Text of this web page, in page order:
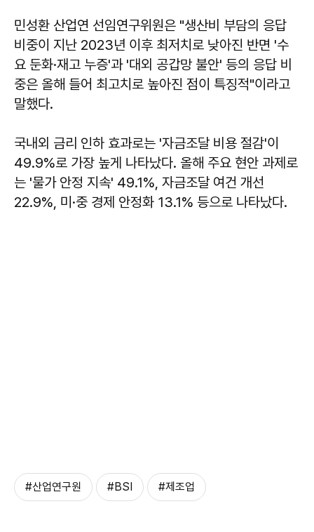
민성환 산업연 선임연구위원은 "생산비 부담의 응답
비중이 지난 2023년 이후 최저치로 낮아진 반면 '수
요 둔화·재고 누증'과 '대외 공갑망 불안' 등의 응답 비
중은 올해 들어 최고치로 높아진 점이 특징적"이라고
말했다.
국내외 금리 인하 효과로는 '자금조달 비용 절감'이
49.9%로 가장 높게 나타났다. 올해 주요 현안 과제로
는 '물가 안정 지속' 49.1%, 자금조달 여건 개선
22.9%, 미·중 경제 안정화 13.1% 등으로 나타났다.
#산업연구원 #BSI #제조업